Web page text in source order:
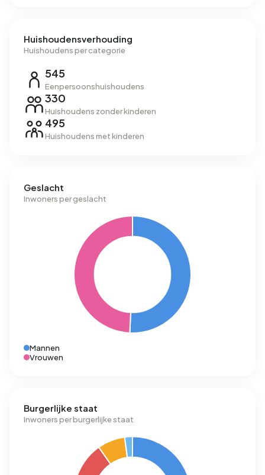
Huishoudensverhouding
Huishoudens per categorie
545
Eenpersoonshuishoudens
330
Huishoudens zonder kinderen
495
Huishoudens met kinderen
Geslacht
Inwoners per geslacht
Mannen
Vrouwen
Burgerlijke staat
Inwoners per burgerlijke staat